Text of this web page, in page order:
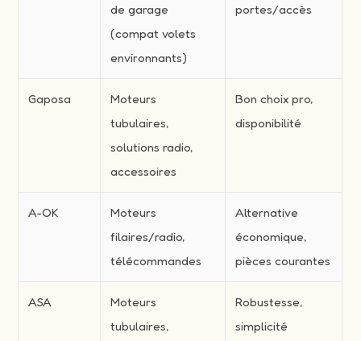
de garage
(compat volets
environnants)
portes/accès
Gaposa
Moteurs
tubulaires,
solutions radio,
accessoires
Bon choix pro,
disponibilité
A-OK
Moteurs
filaires/radio,
télécommandes
Alternative
économique,
pièces courantes
ASA
Moteurs
tubulaires,
Robustesse,
simplicité